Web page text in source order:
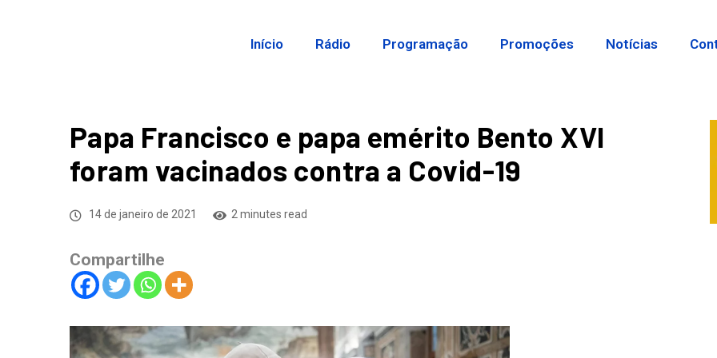
Início Rádio Programação Promoções Notícias
Papa Francisco e papa emérito Bento XVI
foram vacinados contra a Covid-19
14 de janeiro de 2021 2 minutes read
Compartilhe